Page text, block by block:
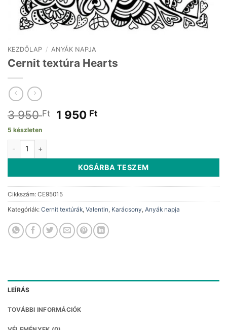
KEZDŐLAP / ANYÁK NAPJA
Cernit textúra Hearts
3 950Ft
Original
950 Ft.
1 950 FtCurrent
950 Ft.
5 készleten
Cernit textúra Hearts mennyiség
KOSÁRBA TESZEM
Cikkszám: CE95015
Kategóriák: Cernit textúrák, Valentin, Karácsony, Anyák napja
LEÍRÁS
TOVÁBBI INFORMÁCIÓK